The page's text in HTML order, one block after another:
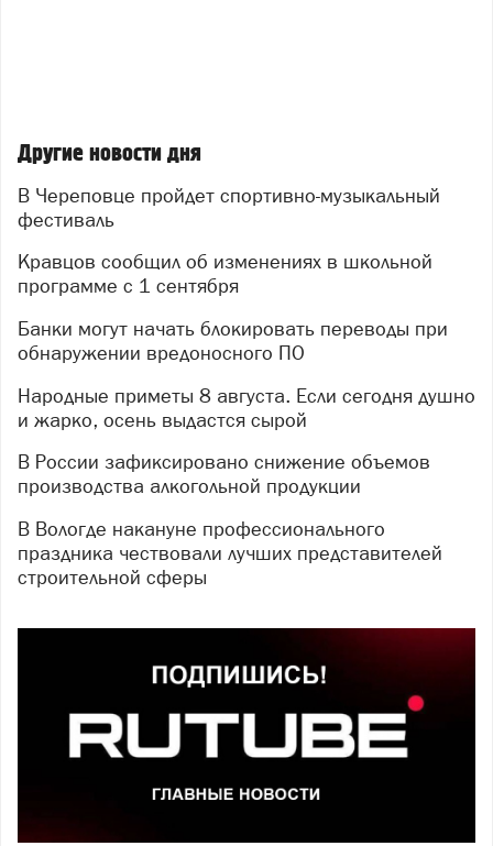
Другие новости дня
В Череповце пройдет спортивно-музыкальный
фестиваль
Кравцов сообщил об изменениях в школьной
программе с 1 сентября
Банки могут начать блокировать переводы при
обнаружении вредоносного ПО
Народные приметы 8 августа. Если сегодня душно
и жарко, осень выдастся сырой
В России зафиксировано снижение объемов
производства алкогольной продукции
В Вологде накануне профессионального
праздника чествовали лучших представителей
строительной сферы